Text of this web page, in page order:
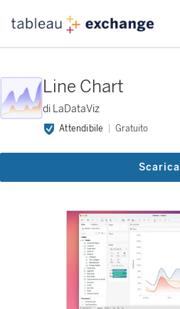
Line Chart
di LaDataViz
Attendibile Gratuito
Scarica